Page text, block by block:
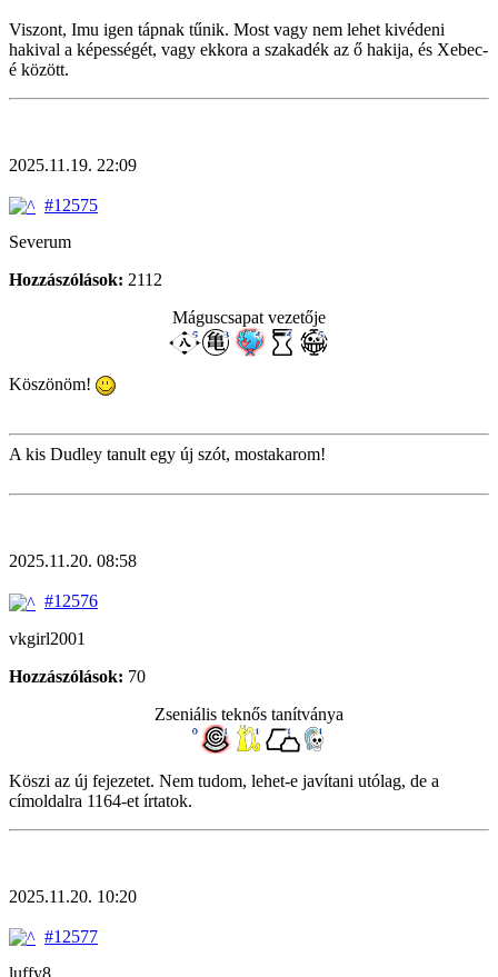
Viszont, Imu igen tápnak tűnik. Most vagy nem lehet kivédeni
hakival a képességét, vagy ekkora a szakadék az ő hakija, és Xebec-
é között.
2025.11.19. 22:09
#12575
Severum
Hozzászólások: 2112
Máguscsapat vezetője
Köszönöm!
A kis Dudley tanult egy új szót, mostakarom!
2025.11.20. 08:58
#12576
vkgirl2001
Hozzászólások: 70
Zseniális teknős tanítványa
Köszi az új fejezetet. Nem tudom, lehet-e javítani utólag, de a
címoldalra 1164-et írtatok.
2025.11.20. 10:20
#12577